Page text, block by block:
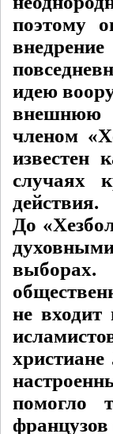
поэтому
идею
членом
известен
случаях
действия.
До
не входит
помогло